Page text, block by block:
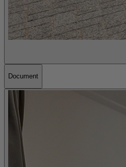
Document